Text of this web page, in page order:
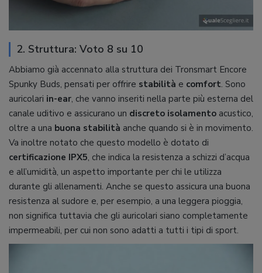
2. Struttura: Voto 8 su 10
Abbiamo già accennato alla struttura dei Tronsmart Encore
Spunky Buds, pensati per offrire stabilità e comfort. Sono
auricolari in-ear, che vanno inseriti nella parte più esterna del
canale uditivo e assicurano un discreto isolamento acustico,
oltre a una buona stabilità anche quando si è in movimento.
Va inoltre notato che questo modello è dotato di
certificazione IPX5, che indica la resistenza a schizzi d’acqua
e all’umidità, un aspetto importante per chi le utilizza
durante gli allenamenti. Anche se questo assicura una buona
resistenza al sudore e, per esempio, a una leggera pioggia,
non significa tuttavia che gli auricolari siano completamente
impermeabili, per cui non sono adatti a tutti i tipi di sport.